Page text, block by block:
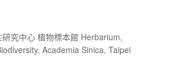
究中心 植物標本館 Herbarium,
Academia Sinica, Taipei